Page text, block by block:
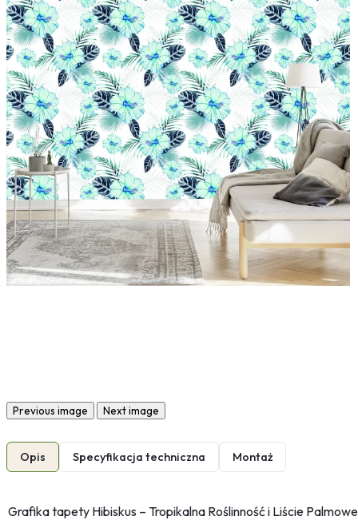
Previous image Next image
Opis Specyfikacja techniczna Montaż
Grafika tapety Hibiskus – Tropikalna Roślinność i Liście